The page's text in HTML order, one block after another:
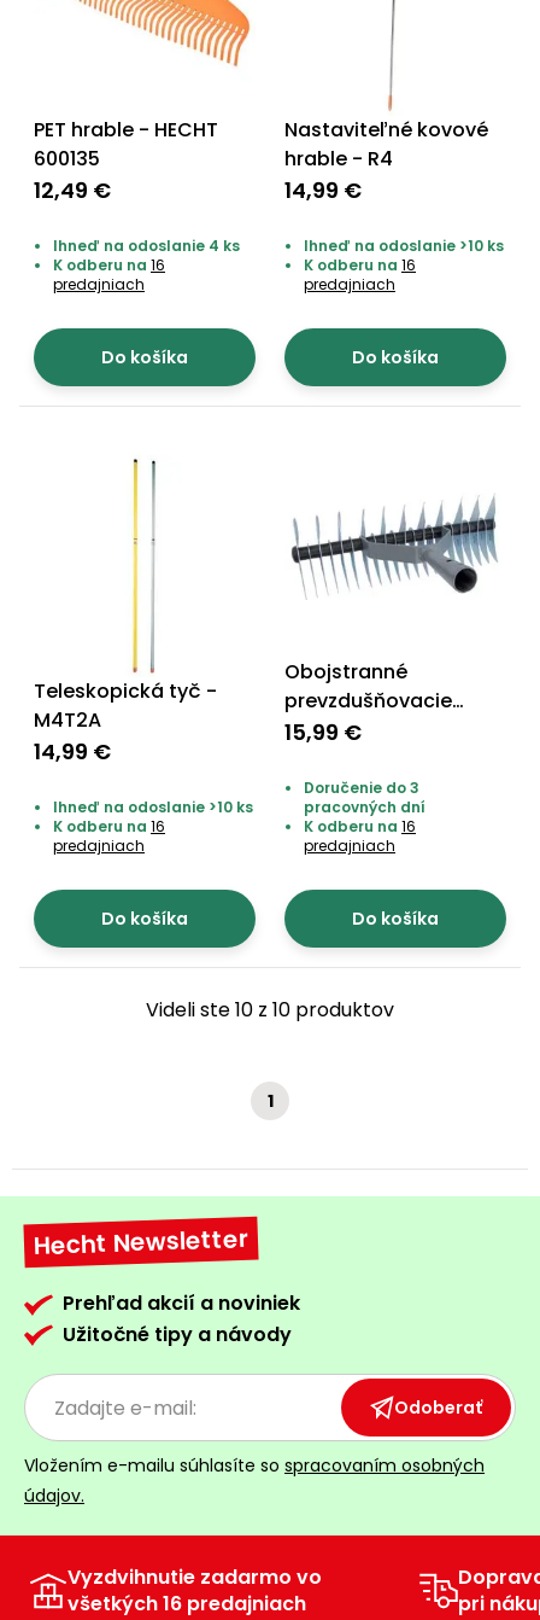
PET hrable - HECHT
600135
12,49 €
Ihneď na odoslanie 4 ks
K odberu na 16
predajniach
Do košíka
Nastaviteľné kovové
hrable - R4
14,99 €
Ihneď na odoslanie >10 ks
K odberu na 16
predajniach
Do košíka
Teleskopická tyč -
M4T2A
14,99 €
Ihneď na odoslanie >10 ks
K odberu na 16
predajniach
Do košíka
Obojstranné
prevzdušňovacie
hrable - G02FHN
15,99 €
Doručenie do 3
pracovných dní
K odberu na 16
predajniach
Do košíka
Videli ste 10 z 10 produktov
1
Hecht Newsletter
Prehľad akcií a noviniek
Užitočné tipy a návody
Odoberať
Vložením e-mailu súhlasíte so spracovaním osobných
údajov.
Vyzdvihnutie zadarmo vo
všetkých 16 predajniach
pri